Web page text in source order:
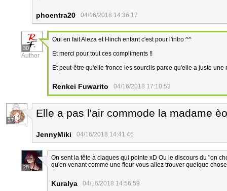
phoentra20 04/16/2018 14:36:17
30
Author
Oui en fait Aleza et Hinch enfant c'est pour l'intro ^^
Et merci pour tout ces compliments !!
Et peut-être qu'elle fronce les sourcils parce qu'elle a juste une
Renkei Fuwarito 04/16/2018 17:10:53
37
Elle a pas l'air commode la madame
JennyMiki 04/16/2018 14:41:46
28
On sent la tête à claques qui pointe xD Ou le discours du "on
qu'en venant comme une fleur vous allez trouver quelque
Kuralya 04/16/2018 14:56:59